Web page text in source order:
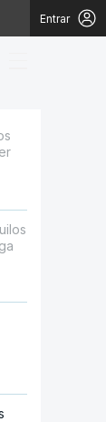
Entrar